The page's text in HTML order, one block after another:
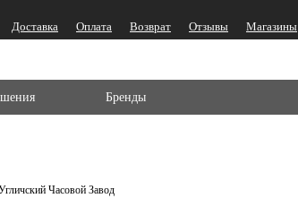
Доставка Оплата Возврат Отзывы Магазины
Бренды
Часовой Завод